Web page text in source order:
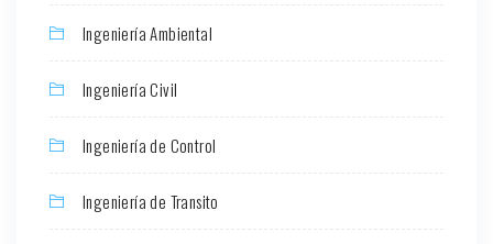
Ingeniería Ambiental
Ingeniería Civil
Ingeniería de Control
Ingeniería de Transito